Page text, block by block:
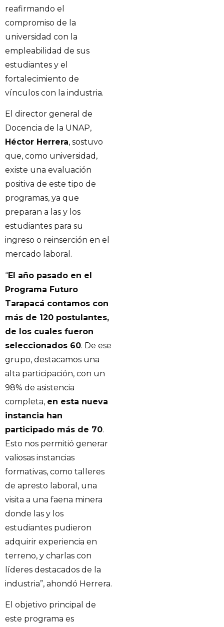
reafirmando el
compromiso de la
universidad con la
empleabilidad de sus
estudiantes y el
fortalecimiento de
vínculos con la industria.
El director general de
Docencia de la UNAP,
Héctor Herrera, sostuvo
que, como universidad,
existe una evaluación
positiva de este tipo de
programas, ya que
preparan a las y los
estudiantes para su
ingreso o reinserción en el
mercado laboral.
“El año pasado en el
Programa Futuro
Tarapacá contamos con
más de 120 postulantes,
de los cuales fueron
seleccionados 60. De ese
grupo, destacamos una
alta participación, con un
98% de asistencia
completa, en esta nueva
instancia han
participado más de 70.
Esto nos permitió generar
valiosas instancias
formativas, como talleres
de apresto laboral, una
visita a una faena minera
donde las y los
estudiantes pudieron
adquirir experiencia en
terreno, y charlas con
líderes destacados de la
industria”, ahondó Herrera.
El objetivo principal de
este programa es